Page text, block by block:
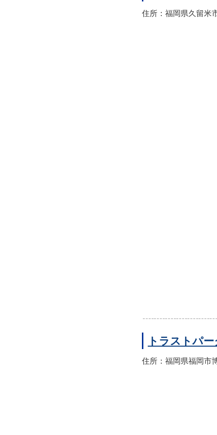
住所：福岡県久留米
トラストパ
住所：福岡県福岡市